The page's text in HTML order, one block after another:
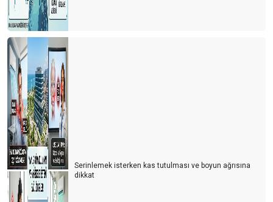
Serinlemek isterken kas tutulması ve boyun ağrısına
dikkat